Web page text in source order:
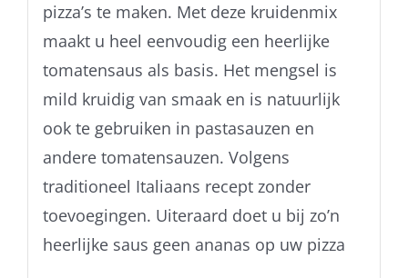
pizza’s te maken. Met deze kruidenmix
maakt u heel eenvoudig een heerlijke
tomatensaus als basis. Het mengsel is
mild kruidig van smaak en is natuurlijk
ook te gebruiken in pastasauzen en
andere tomatensauzen. Volgens
traditioneel Italiaans recept zonder
toevoegingen. Uiteraard doet u bij zo’n
heerlijke saus geen ananas op uw pizza